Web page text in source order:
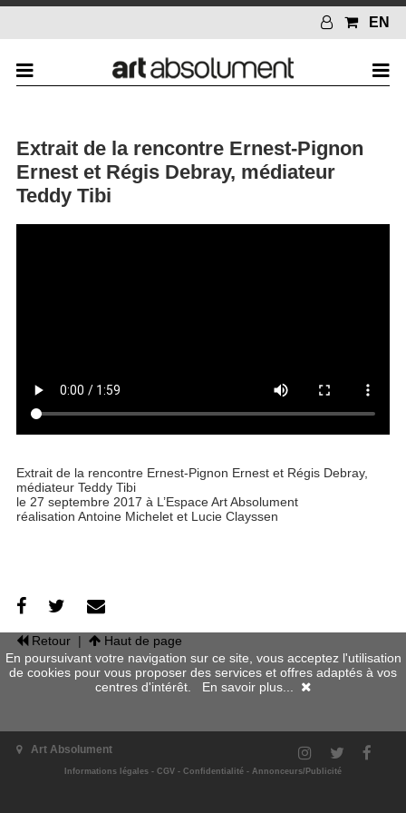
EN
Extrait de la rencontre Ernest-Pignon
Ernest et Régis Debray, médiateur
Teddy Tibi
Extrait de la rencontre Ernest-Pignon Ernest et Régis Debray,
médiateur Teddy Tibi
le 27 septembre 2017 à L’Espace Art Absolument
réalisation Antoine Michelet et Lucie Clayssen
Retour| Haut de page
Art Absolument
Informations légales - CGV - Confidentialité - Annonceurs/Publicité
En poursuivant votre navigation sur ce site, vous acceptez l'utilisation
de cookies pour vous proposer des services et offres adaptés à vos
centres d'intérêt. En savoir plus...